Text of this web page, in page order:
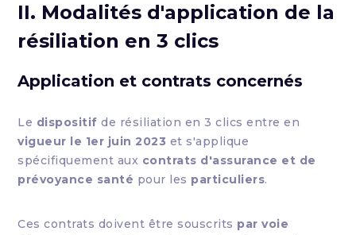
II. Modalités d'application de la
résiliation en 3 clics
Application et contrats concernés
Le dispositif de résiliation en 3 clics entre en
vigueur le 1er juin 2023 et s'applique
spécifiquement aux contrats d'assurance et de
prévoyance santé pour les particuliers.
Ces contrats doivent être souscrits par voie